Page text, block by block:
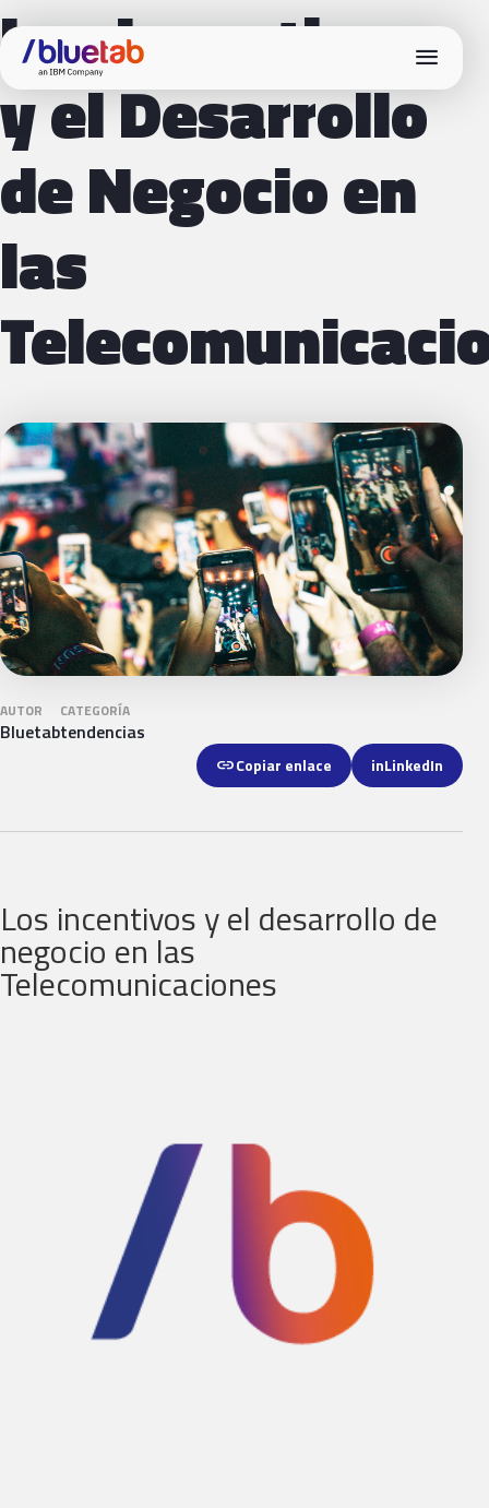
menu
Los Incentivos
y el Desarrollo
de Negocio en
las
AUTOR
Bluetab
CATEGORÍA
tendencias
linkCopiar enlace inLinkedIn
Los incentivos y el desarrollo de
negocio en las
Telecomunicaciones